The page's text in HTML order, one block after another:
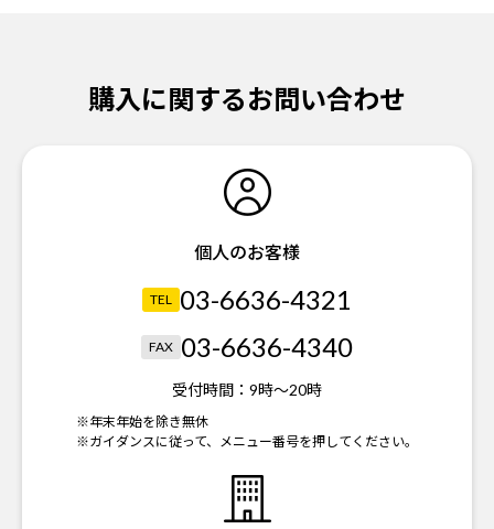
購入に関するお問い合わせ
個人のお客様
TEL 03-6636-4321
FAX 03-6636-4340
受付時間： 9時～20時
※年末年始を除き無休
※ガイダンスに従って、メニュー番号を押してください。